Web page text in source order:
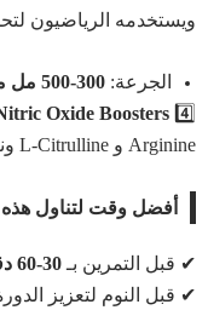
ويستخدمه الرياضيون
الجرعة: 300-500 مل من عصير البنجر قبل التمرين
4️⃣
Oxide Boosters
Arginine و L-Citrulline ونترات طبيعية لتعزيز إنتاج أكسيد النيتريك.
أفضل وقت لتناول
✔ قبل التمرين بـ 30-60 دقيقة
✔ قبل النوم لتعزيز